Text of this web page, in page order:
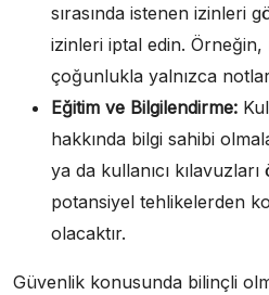
sırasında istenen izinleri
izinleri iptal edin.
çoğunlukla yalnızca
Eğitim ve Bilgilendirme:
hakkında bilgi sahibi
ya da kullanıcı
potansiyel tehlikelerden
olacaktır.
Güvenlik konusunda bilinçli